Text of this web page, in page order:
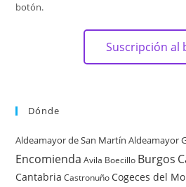
botón.
Suscripción al
Dónde
Aldeamayor de San Martín Aldeamayor
Encomienda Avila Boecillo Burgos
Cantabria Castronuño Cogeces del